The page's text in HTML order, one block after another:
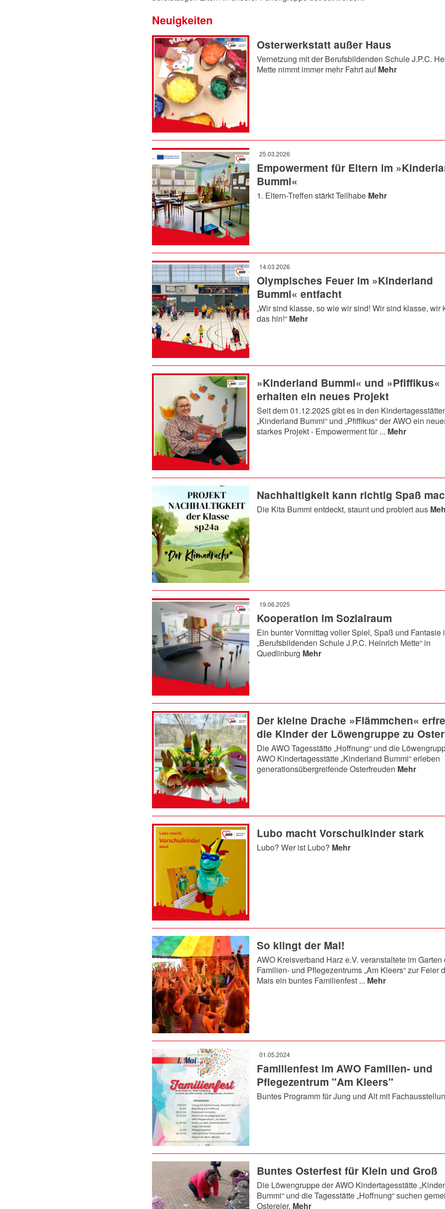
Neuigkeiten
Osterwerkstatt außer Haus
Vernetzung mit der Berufsbildenden Schule J.P.C.
Mette nimmt immer mehr Fahrt auf Mehr
25.03.2026
Empowerment für Eltern im
Bummi«
1. Eltern-Treffen stärkt Teilhabe Mehr
14.03.2026
Olympisches Feuer im »Kinderland
Bummi« entfacht
„Wir sind klasse, so wie wir sind! Wir sind klasse, wir
das hin!“ Mehr
»Kinderland Bummi« und »Pfiffikus«
erhalten ein neues Projekt
Seit dem 01.12.2025 gibt es in den
„Kinderland Bummi“ und „Pfiffikus“ der AWO ein
starkes Projekt - Empowerment für ... Mehr
Nachhaltigkeit kann richtig Spaß
Die Kita Bummi entdeckt, staunt und probiert aus
19.06.2025
Kooperation im Sozialraum
Ein bunter Vormittag voller Spiel, Spaß und Fantasie
„Berufsbildenden Schule J.P.C. Heinrich Mette“ in
Quedlinburg Mehr
Der kleine Drache »Flämmchen«
die Kinder der Löwengruppe zu
Die AWO Tagesstätte „Hoffnung“ und die
AWO Kindertagesstätte „Kinderland Bummi“ erleben
generationsübergreifende Osterfreuden Mehr
Lubo macht Vorschulkinder stark
Lubo? Wer ist Lubo? Mehr
So klingt der Mai!
AWO Kreisverband Harz e.V. veranstaltete im Garten
Familien- und Pflegezentrums „Am Kleers“ zur Feier
Mais ein buntes Familienfest ... Mehr
01.05.2024
Familienfest im AWO Familien- und
Pflegezentrum "Am Kleers"
Buntes Programm für Jung und Alt mit
Buntes Osterfest für Klein und Groß
Die Löwengruppe der AWO Kindertagesstätte
Bummi“ und die Tagesstätte „Hoffnung“ suchen
Ostereier. Mehr